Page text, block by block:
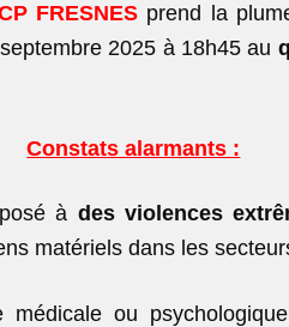
FRESNES prend la
2025 à 18h45 au
Constats alarmants :
à des violences
matériels dans les
médicale ou